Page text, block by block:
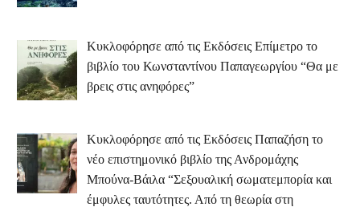
Κυκλοφόρησε από τις Εκδόσεις Επίμετρο το
βιβλίο του Κωνσταντίνου Παπαγεωργίου “Θα με
βρεις στις ανηφόρες”
Κυκλοφόρησε από τις Εκδόσεις Παπαζήση το
νέο επιστημονικό βιβλίο της Ανδρομάχης
Μπούνα-Βάιλα “Σεξουαλική σωματεμπορία και
έμφυλες ταυτότητες. Από τη θεωρία στη